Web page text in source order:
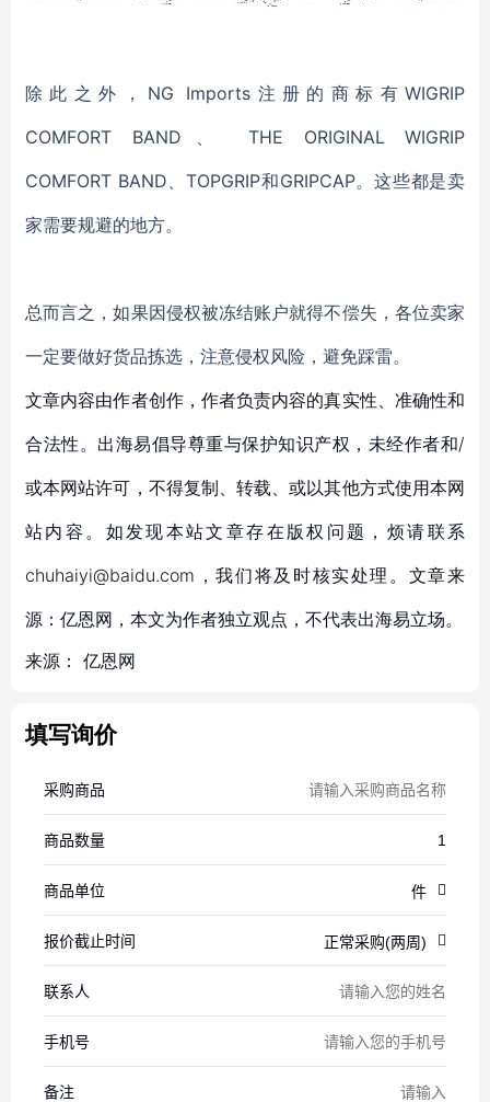
除此之外， NG Imports注册的商标有WIGRIP
COMFORT BAND、
THE ORIGINAL WIGRIP
COMFORT BAND、TOPGRIP和GRIPCAP。这些都是卖
家需要规避的地方。
总而言之，如果因侵权被冻结账户就得不偿失，各位卖家
一定要做好货品拣选，注意侵权风险，避免踩雷。
文章内容由作者创作，作者负责内容的真实性、准确性和
合法性。出海易倡导尊重与保护知识产权，未经作者和/
或本网站许可，不得复制、转载、或以其他方式使用本网
站内容。如发现本站文章存在版权问题，烦请联系
chuhaiyi@baidu.com，我们将及时核实处理。文章来
源：亿恩网，本文为作者独立观点，不代表出海易立场。
来源： 亿恩网
填写询价